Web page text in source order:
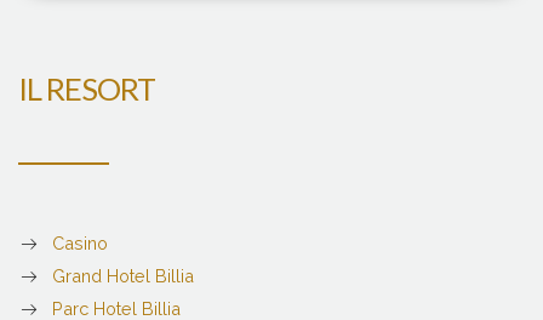
IL RESORT
Casino
Grand Hotel Billia
Parc Hotel Billia